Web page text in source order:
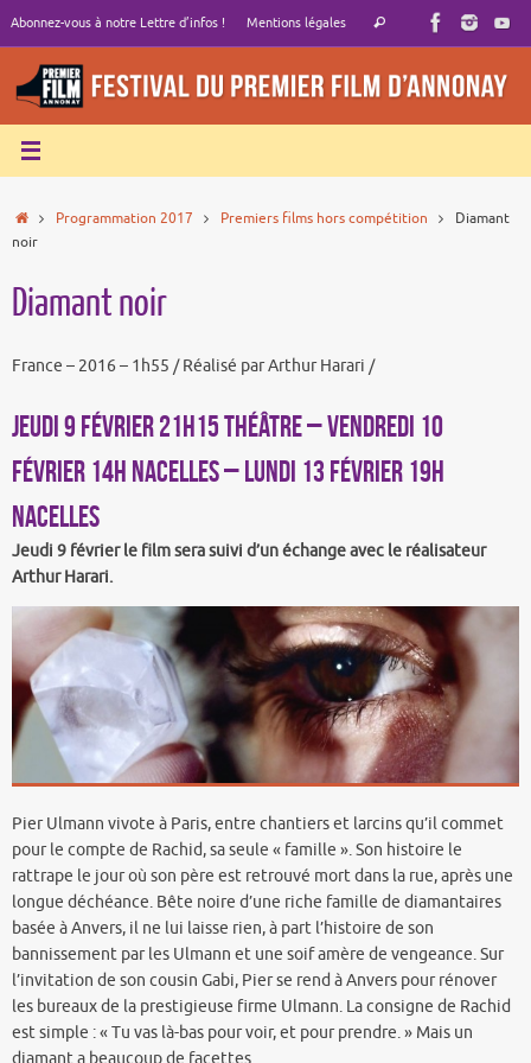
contenu
Abonnez-vous à notre Lettre d’infos ! Mentions légales
Recherche
Rechercher
AccueilProgrammation 2017 Premiers films hors compétition
Diamant
noir
Diamant noir
France – 2016 – 1h55 / Réalisé par Arthur Harari /
JEUDI 9 FÉVRIER 21h15 THÉÂTRE – VENDREDI 10
FÉVRIER 14h NACELLES – LUNDI 13 FÉVRIER 19h
NACELLES
Jeudi 9 février le film sera suivi d’un échange avec le réalisateur
Arthur Harari.
Pier Ulmann vivote à Paris, entre chantiers et larcins qu’il commet
pour le compte de Rachid, sa seule « famille ». Son histoire le
rattrape le jour où son père est retrouvé mort dans la rue, après une
longue déchéance. Bête noire d’une riche famille de diamantaires
basée à Anvers, il ne lui laisse rien, à part l’histoire de son
bannissement par les Ulmann et une soif amère de vengeance. Sur
l’invitation de son cousin Gabi, Pier se rend à Anvers pour rénover
les bureaux de la prestigieuse firme Ulmann. La consigne de Rachid
est simple : « Tu vas là-bas pour voir, et pour prendre. » Mais un
diamant a beaucoup de facettes…